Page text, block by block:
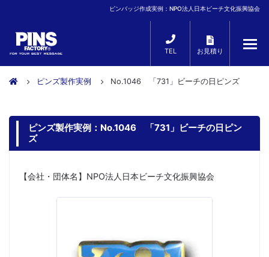
ピンバッジ作成実例：NPO法人日本ビーチ文化振興協会
TEL お見積り
ピンズ製作実例 No.1046 「731」ビーチの日ピンズ
ピンズ製作実例：No.1046 「731」ビーチの日ピン
ズ
【会社・団体名】NPO法人日本ビーチ文化振興協会